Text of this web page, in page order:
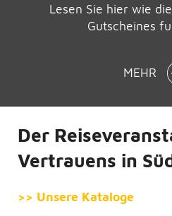
Lesen Sie hier wie
Gutscheines
MEHR
Der
Vertrauens in
>> Unsere Kataloge